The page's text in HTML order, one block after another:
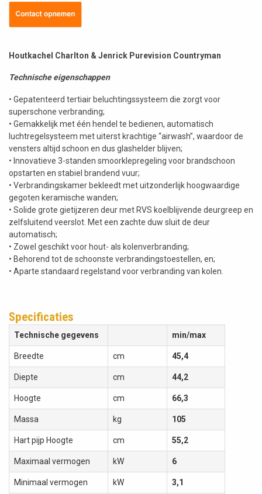
Houtkachel Charlton & Jenrick Purevision Countryman
Technische eigenschappen
• Gepatenteerd tertiair beluchtingssysteem die zorgt voor
superschone verbranding;
• Gemakkelijk met één hendel te bedienen, automatisch
luchtregelsysteem met uiterst krachtige “airwash”, waardoor de
vensters altijd schoon en dus glashelder blijven;
• Innovatieve 3-standen smoorklepregeling voor brandschoon
opstarten en stabiel brandend vuur;
• Verbrandingskamer bekleedt met uitzonderlijk hoogwaardige
gegoten keramische wanden;
• Solide grote gietijzeren deur met RVS koelblijvende deurgreep en
zelfsluitend veerslot. Met een zachte duw sluit de deur
automatisch;
• Zowel geschikt voor hout- als kolenverbranding;
• Behorend tot de schoonste verbrandingstoestellen, en;
• Aparte standaard regelstand voor verbranding van kolen.
Specificaties
Technische gegevens min/max
Breedte cm 45,4
Diepte cm 44,2
Hoogte cm 66,3
Massa kg 105
Hart pijp Hoogte cm 55,2
Maximaal vermogen kW 6
Minimaal vermogen kW 3,1